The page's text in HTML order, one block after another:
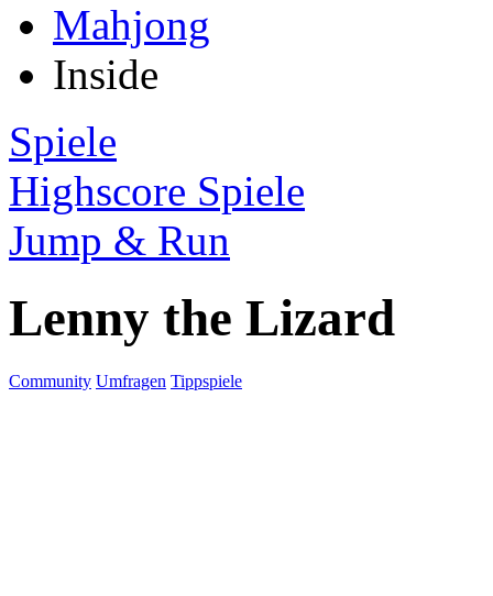
Mahjong
Inside
Spiele
Highscore Spiele
Jump & Run
Lenny the Lizard
Community Umfragen Tippspiele